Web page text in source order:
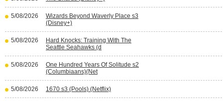
5/08/2026
Wizards Beyond Waverly Place s3
(Disney+)
5/08/2026
Hard Knocks: Training With The
Seattle Seahawks (d
5/08/2026
One Hundred Years Of Solitude s2
(Columbiaans)(Net
5/08/2026 1670 s3 (Pools) (Netflix)